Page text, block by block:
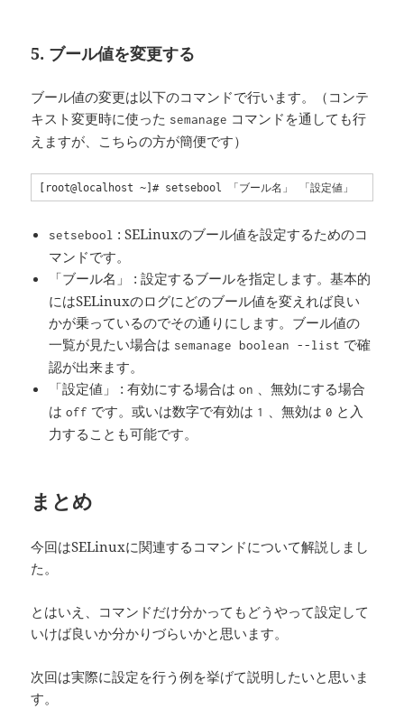
5. ブール値を変更する
ブール値の変更は以下のコマンドで行います。（コンテ
キスト変更時に使った semanage コマンドを通しても行
えますが、こちらの方が簡便です）
[root@localhost ~]# setsebool 「ブール名」 「設定値」
setsebool : SELinuxのブール値を設定するためのコ
マンドです。
「ブール名」
: 設定するブールを指定します。基本的
にはSELinuxのログにどのブール値を変えれば良い
かが乗っているのでその通りにします。ブール値の
一覧が見たい場合は semanage boolean --list で確
認が出来ます。
「設定値」 : 有効にする場合はon 、無効にする場合
はoff です。或いは数字で有効は 1 、無効は0 と入
力することも可能です。
まとめ
今回はSELinuxに関連するコマンドについて解説しまし
た。
とはいえ、コマンドだけ分かってもどうやって設定して
いけば良いか分かりづらいかと思います。
次回は実際に設定を行う例を挙げて説明したいと思いま
す。